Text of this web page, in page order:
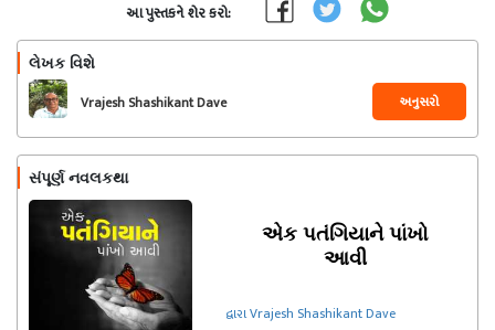
આ પુસ્તકને શેર કરો:
લેખક વિશે
Vrajesh Shashikant Dave અનુસરો
સંપૂર્ણ નવલકથા
એક પતંગિયાને પાંખો
આવી
દ્વારા Vrajesh Shashikant Dave